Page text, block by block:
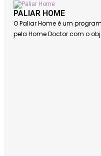
PALIAR HOME
O Paliar Home é um
pela Home Doctor com o